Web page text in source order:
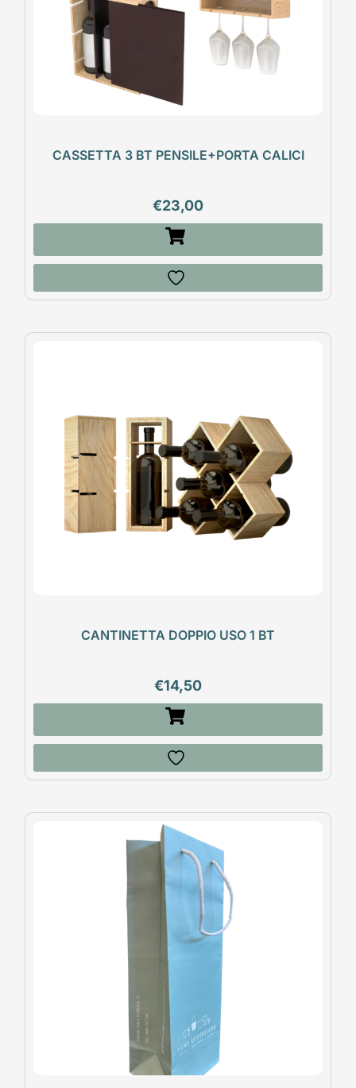
CASSETTA 3 BT PENSILE+PORTA CALICI
€23,00
CANTINETTA DOPPIO USO 1 BT
€14,50